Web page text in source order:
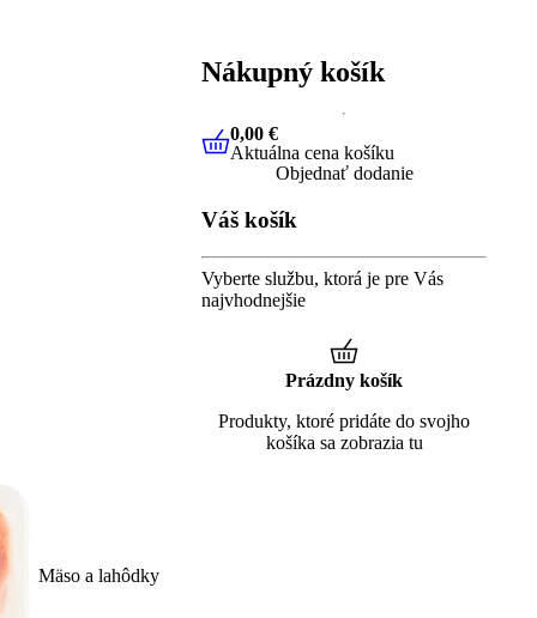
Mäso a lahôdky
Nákupný košík
0,00 €Aktuálna cena košíku
0,00 €
Aktuálna cena košíku
Objednať dodanie
Váš košík
Vyberte službu, ktorá je pre Vás
najvhodnejšie
Prázdny košík
Produkty, ktoré pridáte do svojho
košíka sa zobrazia tu